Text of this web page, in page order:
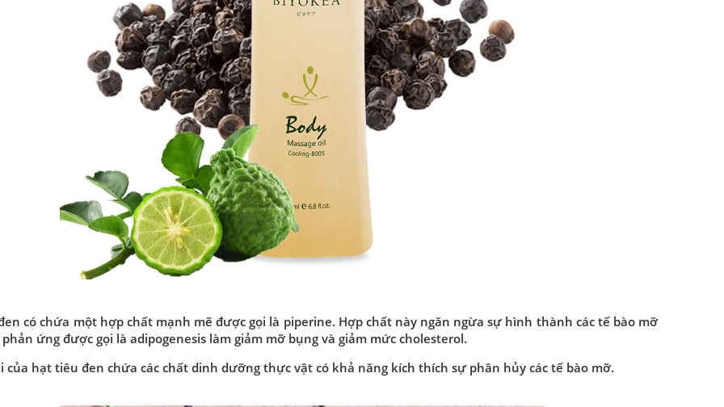
có chứa một hợp chất mạnh mẽ được gọi là piperine. Hợp chất này ngăn ngừa sự hình thành các tế bào mỡ
ứng được gọi là adipogenesis làm giảm mỡ bụng và giảm mức cholesterol.
của hạt tiêu đen chứa các chất dinh dưỡng thực vật có khả năng kích thích sự phân hủy các tế bào mỡ.